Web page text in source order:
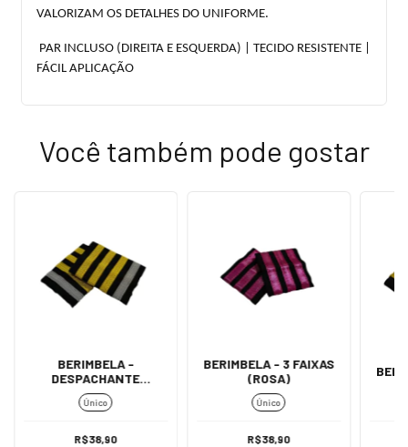
VALORIZAM OS DETALHES DO UNIFORME.
PAR INCLUSO (DIREITA E ESQUERDA) | TECIDO RESISTENTE |
FÁCIL APLICAÇÃO
Você também pode gostar
BERIMBELA -
DESPACHANTE
OPERACIONAL DE VOO
(DOV)
Único
R$38,90
BERIMBELA - 3 FAIXAS
(ROSA)
Único
R$38,90